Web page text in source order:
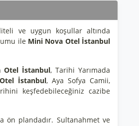
ve uygun koşullar altında
ile Mini Nova Otel İstanbul
Otel İstanbul, Tarihi Yarımada
İstanbul, Aya Sofya Camii,
keşfedebileceğiniz cazibe
ön plandadır. Sultanahmet ve